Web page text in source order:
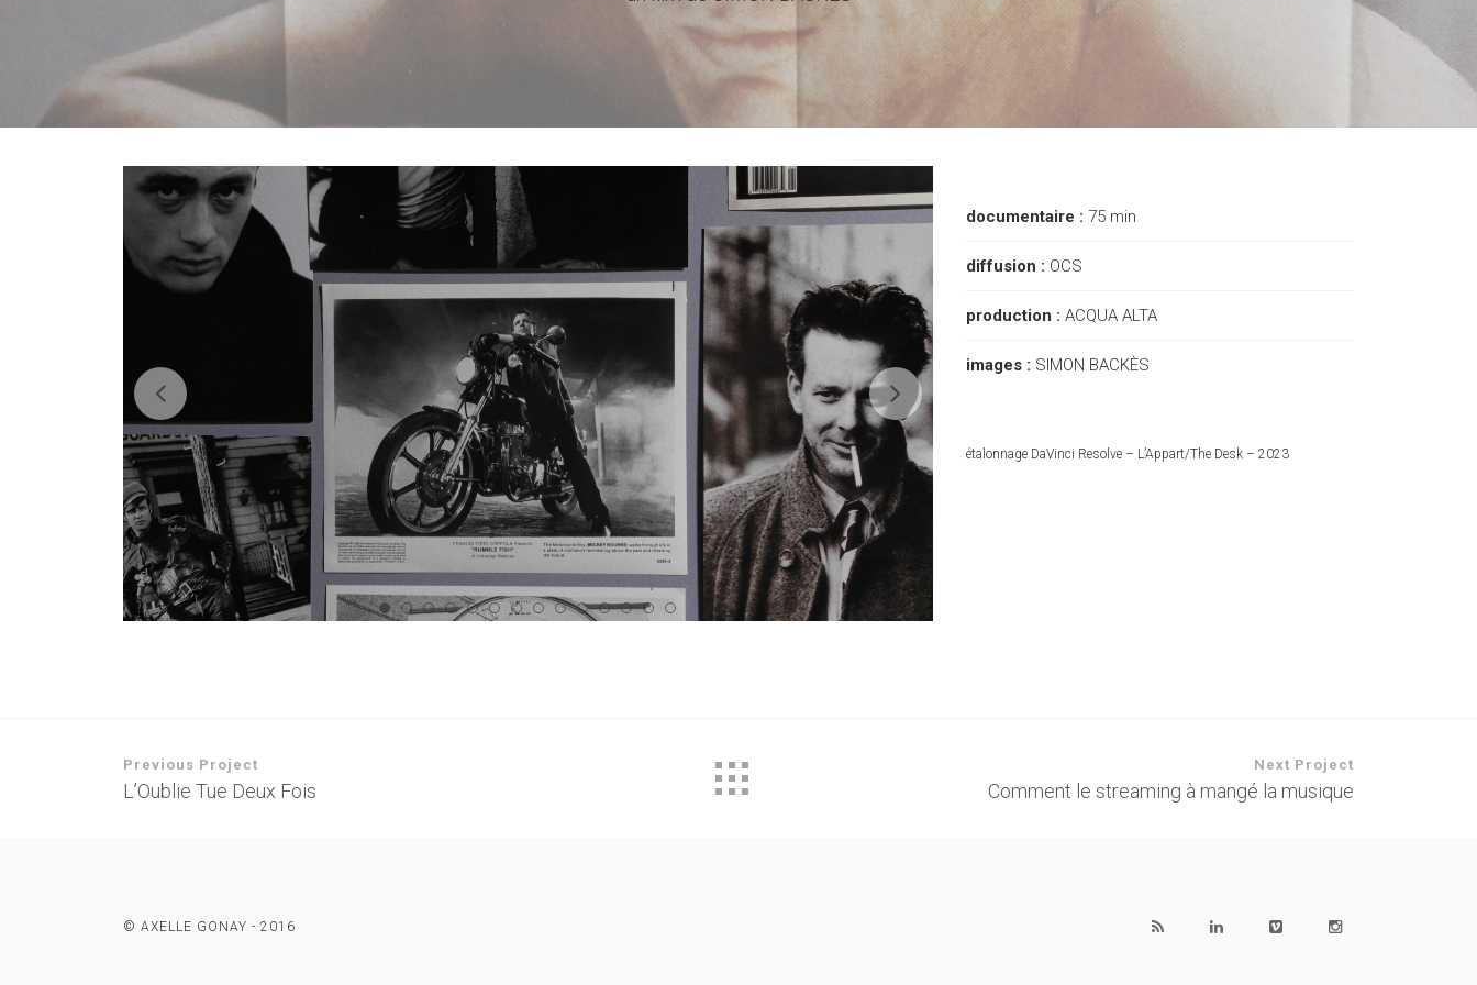
documentaire : 75 min
diffusion : OCS
production : ACQUA ALTA
images : SIMON BACKÈS
étalonnage DaVinci Resolve – L’Appart/The Desk – 2023
Previous Project
L’Oublie Tue Deux Fois
Next Project
Comment le streaming à mangé la musique
© AXELLE GONAY - 2016